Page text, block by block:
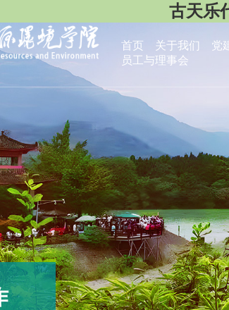
古天乐
首页 关于我们 党
员工与理事会